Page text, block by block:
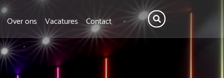
Over ons Vacatures Contact